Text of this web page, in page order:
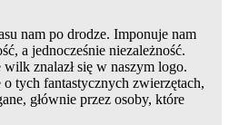
nam po drodze. Imponuje nam
a jednocześnie niezależność.
znalazł się w naszym logo.
tych fantastycznych zwierzętach,
głównie przez osoby, które